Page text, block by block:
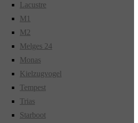
Lacustre
M1
M2
Melges 24
Monas
Kielzugvogel
Tempest
Trias
Starboot